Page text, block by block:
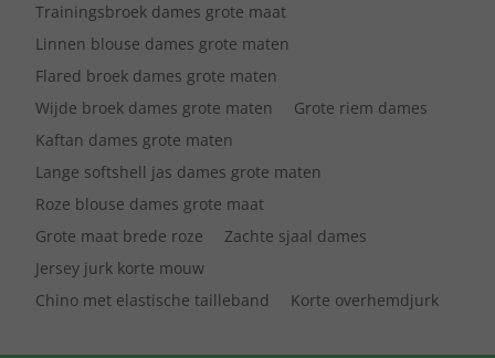
Trainingsbroek dames grote maat
Linnen blouse dames grote maten
Flared broek dames grote maten
Wijde broek dames grote maten
Grote riem dames
Kaftan dames grote maten
Lange softshell jas dames grote maten
Roze blouse dames grote maat
Grote maat brede roze
Zachte sjaal dames
Jersey jurk korte mouw
Chino met elastische tailleband
Korte overhemdjurk